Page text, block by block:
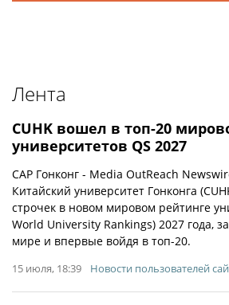
Лента
CUHK вошел в топ-20
университетов QS 2027
САР Гонконг - Media OutReach
Китайский университет Гонконга
строчек в новом мировом рейтинге
World University Rankings) 2027 года,
мире и впервые войдя в топ-20.
15 июля, 18:39 Новости пользователей